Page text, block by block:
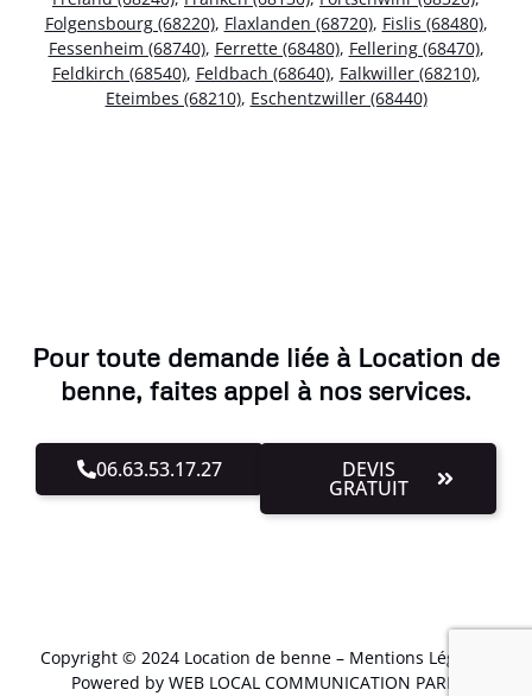
Folgensbourg (68220), Flaxlanden (68720), Fislis (68480),
Fessenheim (68740), Ferrette (68480), Fellering (68470),
Feldkirch (68540), Feldbach (68640), Falkwiller (68210),
Eteimbes (68210), Eschentzwiller (68440)
Pour toute demande liée à Location de
benne, faites appel à nos services.
06.63.53.17.27 DEVIS
GRATUIT
Copyright © 2024 Location de benne – Mentions Légales
Powered by WEB LOCAL COMMUNICATION PARIS